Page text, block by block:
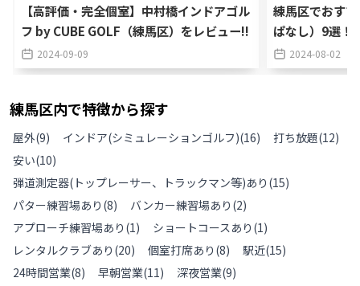
【高評価・完全個室】中村橋インドアゴル
フ by CUBE GOLF（練馬区）をレビュー!!
2024-09-09
練馬区でおす
ぱなし）9選！
2024-08-02
練馬区内で特徴から探す
屋外(9) インドア(シミュレーションゴルフ)(16) 打ち放題(12)
安い(10)
弾道測定器(トップレーサー、トラックマン等)あり (15)
パター練習場あり (8) バンカー練習場あり (2)
アプローチ練習場あり (1) ショートコースあり (1)
レンタルクラブあり (20) 個室打席あり (8) 駅近(15)
24時間営業(8) 早朝営業(11) 深夜営業(9)